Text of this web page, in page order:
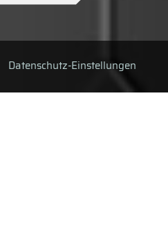
Datenschutz-Einstellungen